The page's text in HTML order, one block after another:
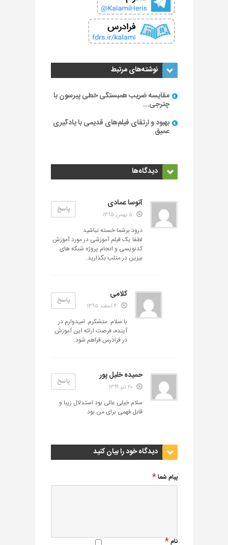
نوشته‌های مرتبط
مقایسه ضریب همبستگی خطی پیرسون با
چترجی...
بهبود و ارتقای فیلم‌های قدیمی با یادگیری
عمیق
دیدگاه‌ها
پاسخ آتوسا عمادی
درود برشما خسته نباشید
لطفا یک فیلم آموزشی در مورد آموزش
کدنویسی و انجام پروژه شبکه های
بیزین در متلب بگذارید.
پاسخ کلامی
با سلام. متشکرم. امیدوارم در
آینده، فرصت ارائه این آموزش
در فرادرس فراهم شود.
پاسخ حميده خليل پور
سلام خیلی عالی بود استدلال زیبا و
قابل فهمی برای من بود
دیدگاه خود را بیان کنید
پیام شما
نام